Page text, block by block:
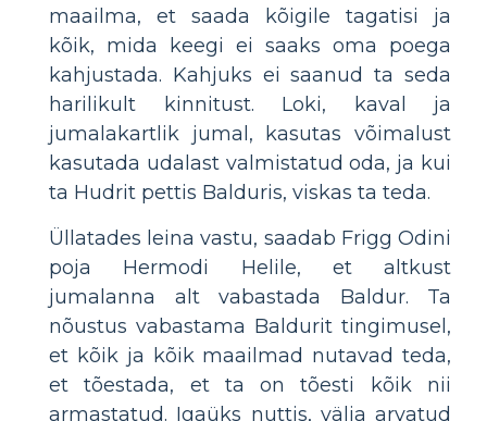
maailma, et saada kõigile tagatisi ja
kõik, mida keegi ei saaks oma poega
kahjustada. Kahjuks ei saanud ta seda
harilikult kinnitust. Loki, kaval ja
jumalakartlik jumal, kasutas võimalust
kasutada udalast valmistatud oda, ja kui
ta Hudrit pettis Balduris, viskas ta teda.
Üllatades leina vastu, saadab Frigg Odini
poja Hermodi Helile, et altkust
jumalanna alt vabastada Baldur. Ta
nõustus vabastama Baldurit tingimusel,
et kõik ja kõik maailmad nutavad teda,
et tõestada, et ta on tõesti kõik nii
armastatud. Igaüks nuttis, välja arvatud